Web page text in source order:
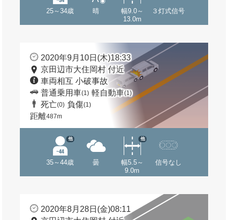
25～34歳 晴
幅9.0～
13.0m
３灯式信号
2020年9月10日(木)18:33
京田辺市大住岡村 付近
車両相互 小破事故
普通乗用車(1) 軽自動車(1)
死亡(0) 負傷(1)
距離487m
35～44歳
他
曇
幅5.5～
9.0m
他
信号なし
2020年8月28日(金)08:11